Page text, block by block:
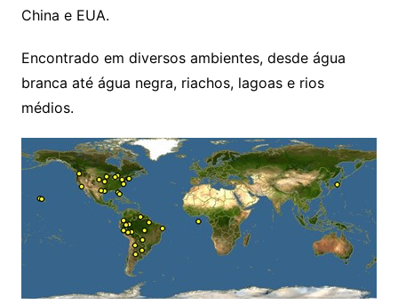
China e EUA.
Encontrado em diversos ambientes, desde água
branca até água negra, riachos, lagoas e rios
médios.